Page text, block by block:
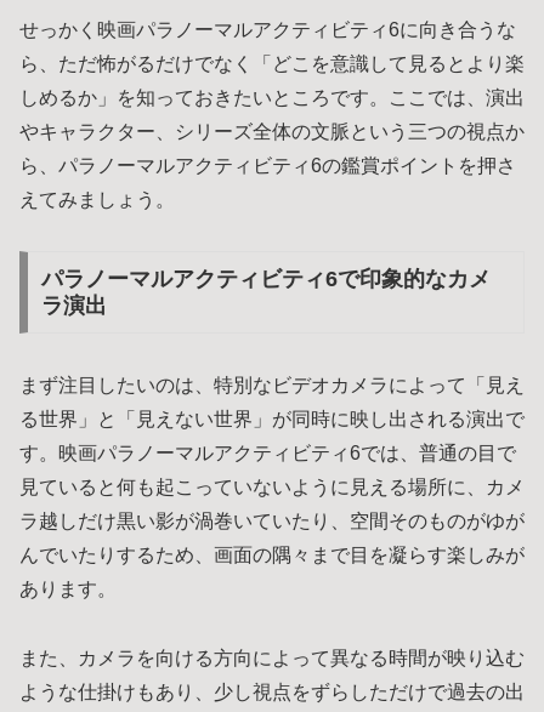
せっかく映画パラノーマルアクティビティ6に向き合うな
ら、ただ怖がるだけでなく「どこを意識して見るとより楽
しめるか」を知っておきたいところです。ここでは、演出
やキャラクター、シリーズ全体の文脈という三つの視点か
ら、パラノーマルアクティビティ6の鑑賞ポイントを押さ
えてみましょう。
パラノーマルアクティビティ6で印象的なカメ
ラ演出
まず注目したいのは、特別なビデオカメラによって「見え
る世界」と「見えない世界」が同時に映し出される演出で
す。映画パラノーマルアクティビティ6では、普通の目で
見ていると何も起こっていないように見える場所に、カメ
ラ越しだけ黒い影が渦巻いていたり、空間そのものがゆが
んでいたりするため、画面の隅々まで目を凝らす楽しみが
あります。
また、カメラを向ける方向によって異なる時間が映り込む
ような仕掛けもあり、少し視点をずらしただけで過去の出